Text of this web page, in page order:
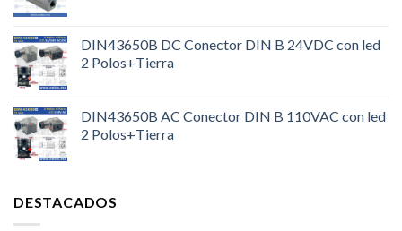
DIN43650B DC Conector DIN B 24VDC con led
2 Polos+Tierra
DIN43650B AC Conector DIN B 110VAC con led
2 Polos+Tierra
DESTACADOS